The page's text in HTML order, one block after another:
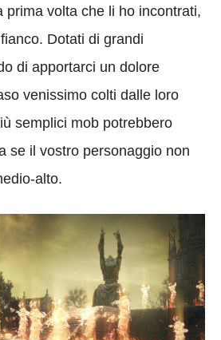
prima volta che li ho incontrati,
Dotati di grandi
di apportarci un dolore
venissimo colti dalle loro
semplici mob potrebbero
se il vostro personaggio non
alto.